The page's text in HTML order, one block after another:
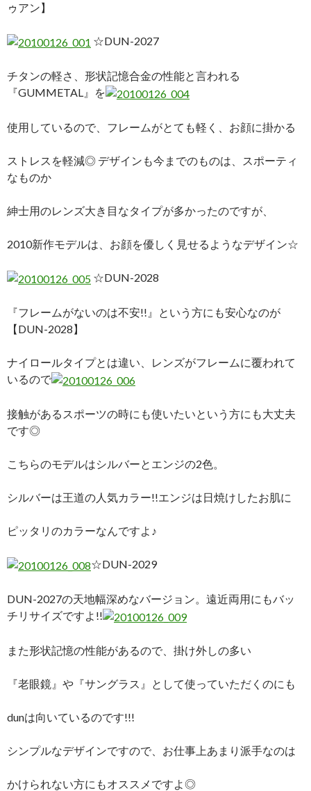
ゥアン】
☆DUN-2027
チタンの軽さ、形状記憶合金の性能と言われる
『GUMMETAL』を
使用しているので、フレームがとても軽く、お顔に掛かる
ストレスを軽減◎ デザインも今までのものは、スポーティ
なものか
紳士用のレンズ大き目なタイプが多かったのですが、
2010新作モデルは、お顔を優しく見せるようなデザイン☆
☆DUN-2028
『フレームがないのは不安!!』という方にも安心なのが
【DUN-2028】
ナイロールタイプとは違い、レンズがフレームに覆われて
いるので
接触があるスポーツの時にも使いたいという方にも大丈夫
です◎
こちらのモデルはシルバーとエンジの2色。
シルバーは王道の人気カラー!!エンジは日焼けしたお肌に
ピッタリのカラーなんですよ♪
☆DUN-2029
DUN-2027の天地幅深めなバージョン。遠近両用にもバッ
チリサイズですよ!!
また形状記憶の性能があるので、掛け外しの多い
『老眼鏡』や『サングラス』として使っていただくのにも
dunは向いているのです!!!
シンプルなデザインですので、お仕事上あまり派手なのは
かけられない方にもオススメですよ◎